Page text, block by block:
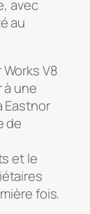
avec
au
V8
une
Eastnor
de
et le
fois.